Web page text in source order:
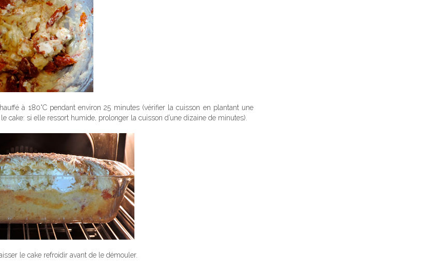
à 180°C pendant environ 25 minutes (vérifier la cuisson en plantant une
cake: si elle ressort humide, prolonger la cuisson d’une dizaine de minutes).
le cake refroidir avant de le démouler.